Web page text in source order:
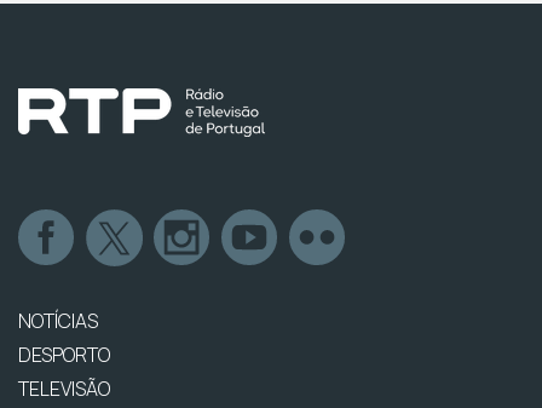
NOTÍCIAS
DESPORTO
TELEVISÃO